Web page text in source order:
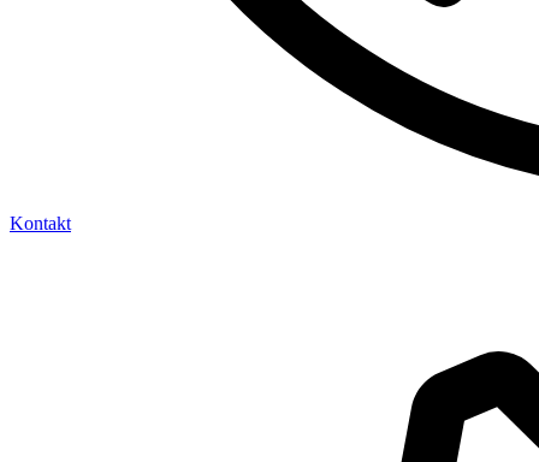
Kontakt